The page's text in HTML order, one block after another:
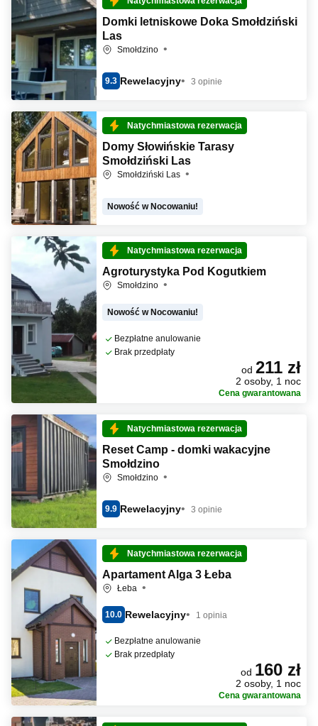
Domki letniskowe Doka Smołdziński
Las
Smołdzino
9.3 Rewelacyjny 3 opinie
Natychmiastowa rezerwacja
Domy Słowińskie Tarasy
Smołdziński Las
Smołdziński Las
Nowość w Nocowaniu!
Natychmiastowa rezerwacja
Agroturystyka Pod Kogutkiem
Smołdzino
Nowość w Nocowaniu!
Bezpłatne anulowanie
Brak przedpłaty
od 211 zł
2 osoby, 1 noc
Cena gwarantowana
Natychmiastowa rezerwacja
Reset Camp - domki wakacyjne
Smołdzino
Smołdzino
9.9 Rewelacyjny 3 opinie
Natychmiastowa rezerwacja
Apartament Alga 3 Łeba
Łeba
10.0 Rewelacyjny 1 opinia
Bezpłatne anulowanie
Brak przedpłaty
od 160 zł
2 osoby, 1 noc
Cena gwarantowana